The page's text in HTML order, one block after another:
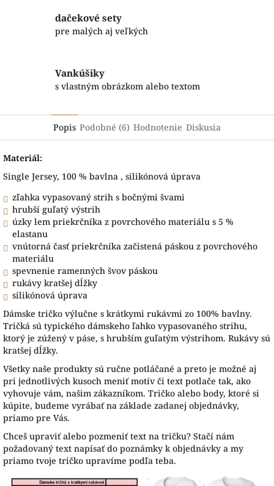
dačekové sety
pre malých aj veľkých
Vankúšiky
s vlastným obrázkom alebo textom
Popis Podobné (6) Hodnotenie Diskusia
Materiál:
Single Jersey, 100 % bavlna , silikónová úprava
zľahka vypasovaný strih s bočnými švami
hrubší guľatý výstrih
úzky lem priekrčníka z povrchového materiálu s 5 %
elastanu
vnútorná časť priekrčníka začistená páskou z povrchového
materiálu
spevnenie ramenných švov páskou
rukávy kratšej dĺžky
silikónová úprava
Dámske tričko výlučne s krátkymi rukávmi zo 100% bavlny.
Tričká sú typického dámskeho ľahko vypasovaného strihu,
ktorý je zúžený v páse, s hrubším guľatým výstrihom. Rukávy sú
kratšej dĺžky.
Všetky naše produkty sú ručne potláčané a preto je možné aj
pri jednotlivých kusoch meniť motív či text potlače tak, ako
vyhovuje vám, našim zákazníkom. Tričko alebo body, ktoré si
kúpite, budeme vyrábať na základe zadanej objednávky,
priamo pre Vás.
Chceš upraviť alebo pozmeniť text na tričku? Stačí nám
požadovaný text napísať do poznámky k objednávky a my
priamo tvoje tričko upravíme podľa teba.